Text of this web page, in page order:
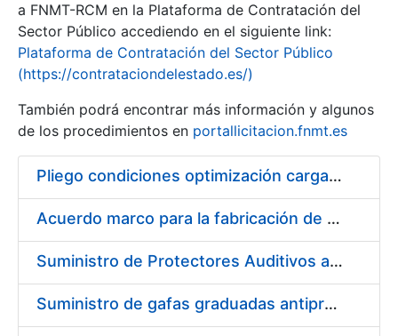
Show/Hide
a FNMT-RCM en la Plataforma de Contratación del
Sector Público accediendo en el siguiente link:
Plataforma de Contratación del Sector Público
(https://contrataciondelestado.es/)
También podrá encontrar más información y algunos
de los procedimientos en portallicitacion.fnmt.es
Pliego condiciones optimización cargas compras firmado
Acuerdo marco para la fabricación de piezas
Suministro de Protectores Auditivos a medida para las personas trabajadoras de los Centros de Trabajo de Madrid y Burgos
Suministro de gafas graduadas antiproyecciones para los trabajadores de la FNMT-RCM en los centros de trabajo de Madrid y Burgos